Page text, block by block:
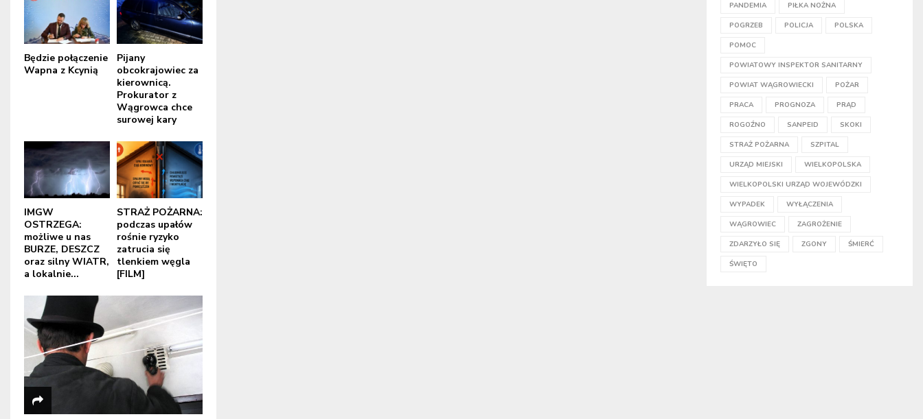
Będzie połączenie
Wapna z Kcynią
Pijany
obcokrajowiec za
kierownicą.
Prokurator z
Wągrowca chce
surowej kary
IMGW
OSTRZEGA:
możliwe u nas
BURZE, DESZCZ
oraz silny WIATR,
a lokalnie...
STRAŻ POŻARNA:
podczas upałów
rośnie ryzyko
zatrucia się
tlenkiem węgla
[FILM]
PANDEMIA PIŁKA NOŻNA
POGRZEB POLICJA POLSKA
POMOC
POWIATOWY INSPEKTOR SANITARNY
POWIAT WĄGROWIECKI POŻAR
PRACA PROGNOZA PRĄD
ROGOŹNO SANPEID SKOKI
STRAŻ POŻARNA SZPITAL
URZĄD MIEJSKI WIELKOPOLSKA
WIELKOPOLSKI URZĄD WOJEWÓDZKI
WYPADEK WYŁĄCZENIA
WĄGROWIEC ZAGROŻENIE
ZDARZYŁO SIĘ ZGONY ŚMIERĆ
ŚWIĘTO